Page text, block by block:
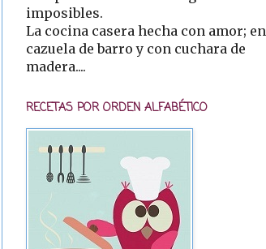
imposibles.
La cocina casera hecha con amor; en
cazuela de barro y con cuchara de
madera....
RECETAS POR ORDEN ALFABÉTICO